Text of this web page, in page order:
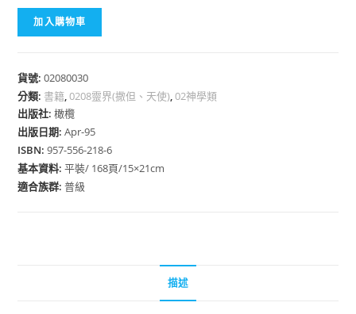
加入購物車
貨號:02080030
分類: 書籍,0208靈界(撒但、天使),02神學類
出版社:橄欖
出版日期:Apr-95
ISBN:957-556-218-6
基本資料:平裝/ 168頁/15×21cm
適合族群:普級
描述